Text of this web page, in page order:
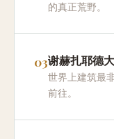
的真正荒野。
谢赫扎耶德
世界上建筑最
前往。